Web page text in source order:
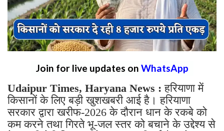
Join for live updates on WhatsApp
Udaipur Times, Haryana News :हरियाणा में
किसानों के लिए बड़ी खुशखबरी आई है। हरियाणा
सरकार द्वारा खरीफ-2026 के दौरान धान के रकबे को
कम करने तथा गिरते भू-जल स्तर को बचाने के उद्देश्य से